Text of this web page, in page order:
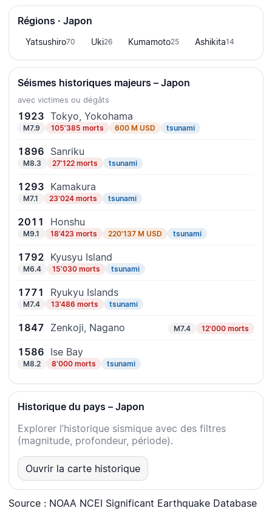
Régions · Japon
Yatsushiro70 Uki26 Kumamoto25 Ashikita14
Séismes historiques majeurs – Japon
avec victimes ou dégâts
1923 Tokyo, Yokohama
M7.9 105'385 morts 600 M USD tsunami
1896 Sanriku
M8.3 27'122 morts tsunami
1293 Kamakura
M7.1 23'024 morts tsunami
2011 Honshu
M9.1 18'423 morts 220'137 M USD tsunami
1792 Kyusyu Island
M6.4 15'030 morts tsunami
1771 Ryukyu Islands
M7.4 13'486 morts tsunami
1847 Zenkoji, Nagano M7.4 12'000 morts
1586 Ise Bay
M8.2 8'000 morts tsunami
Historique du pays – Japon
Explorer l’historique sismique avec des filtres
(magnitude, profondeur, période).
Ouvrir la carte historique
Source : NOAA NCEI Significant Earthquake Database